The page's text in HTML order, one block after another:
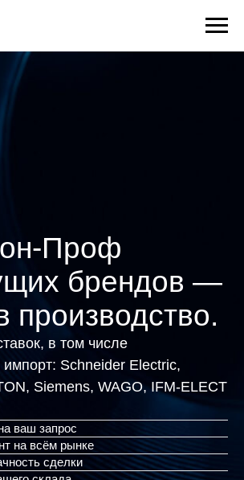
Проф
брендов —
производство.
в том числе
Schneider Electric,
Siemens, W
ваш запрос
на всём рынке
сделки
склада